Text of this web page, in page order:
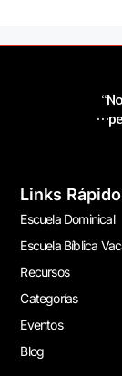
Links
Escuela Dominical
Escuela Bíblica
Recursos
Categorías
Eventos
Blog